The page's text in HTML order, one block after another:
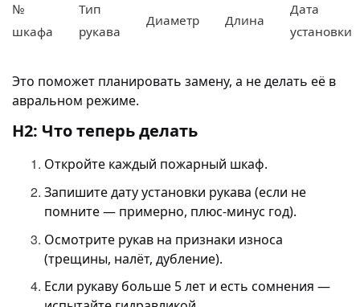
№
шкафа
Тип
рукава
Диаметр Длина
Дата
установки
Это поможет планировать замену, а не делать её в
авральном режиме.
H2: Что теперь делать
Откройте каждый пожарный шкаф.
Запишите дату установки рукава (если не
помните — примерно, плюс-минус год).
Осмотрите рукав на признаки износа
(трещины, налёт, дубление).
Если рукаву больше 5 лет и есть сомнения —